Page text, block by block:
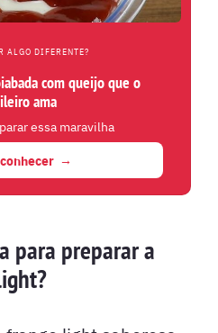
ALGO DIFERENTE?
com queijo que o
ama
essa maravilha
para preparar a